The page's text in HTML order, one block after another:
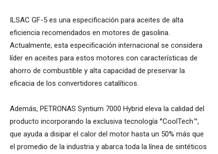
ILSAC GF-5 es una especificación para aceites de alta
eficiencia recomendados en motores de gasolina.
Actualmente, esta especificación internacional se considera
líder en aceites para estos motores con características de
ahorro de combustible y alta capacidad de preservar la
eficacia de los convertidores catalíticos.
Además, PETRONAS Syntium 7000 Hybrid eleva la calidad del
producto incorporando la exclusiva tecnología °CoolTech™,
que ayuda a disipar el calor del motor hasta un 50% más que
el promedio de la industria y abarca toda la línea de sintéticos